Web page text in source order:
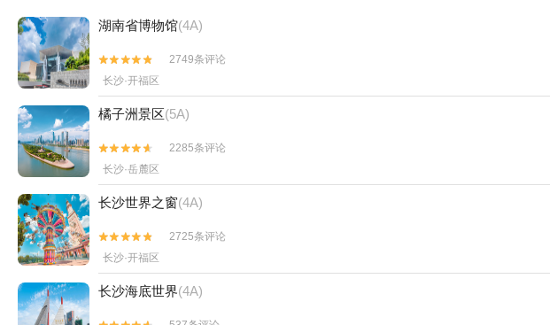
湖南省博物馆(4A)


2749条评论
长沙·开福区
橘子洲景区(5A)


2285条评论
长沙·岳麓区
长沙世界之窗(4A)


2725条评论
长沙·开福区
长沙海底世界(4A)